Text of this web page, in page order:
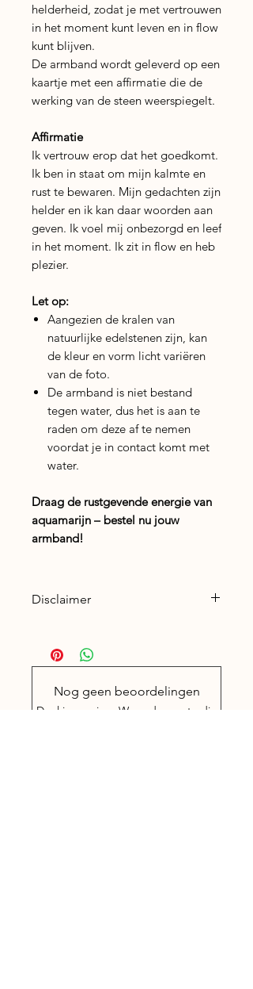
helderheid, zodat je met vertrouwen
in het moment kunt leven en in flow
kunt blijven.
De armband wordt geleverd op een
kaartje met een affirmatie die de
werking van de steen weerspiegelt.
Affirmatie
Ik vertrouw erop dat het goedkomt.
Ik ben in staat om mijn kalmte en
rust te bewaren. Mijn gedachten zijn
helder en ik kan daar woorden aan
geven. Ik voel mij onbezorgd en leef
in het moment. Ik zit in flow en heb
plezier.
Let op:
Aangezien de kralen van
natuurlijke edelstenen zijn, kan
de kleur en vorm licht variëren
van de foto.
De armband is niet bestand
tegen water, dus het is aan te
raden om deze af te nemen
voordat je in contact komt met
water.
Draag de rustgevende energie van
aquamarijn – bestel nu jouw
armband!
Disclaimer
edelstenen.
Nog geen beoordelingen
Deel je mening. Wees de eerste die